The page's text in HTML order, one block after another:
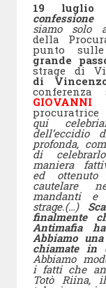
19 luglio
confessionee
siamo solo
della
punto
grande
strage di
di
GIOVANNI
procuratrice
qui
dell’eccidio
profonda,
di
maniera
ed
cautelare
mandanti e
strage.(…)
finalmente
Antimafia
Abbiamo
chiamate in
Abbiamo
i fatti che
Totò Riina,